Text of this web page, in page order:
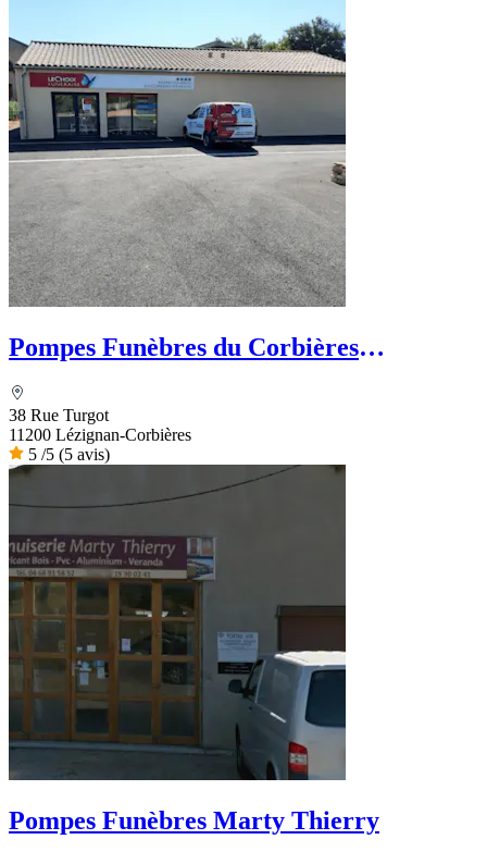
Pompes Funèbres du Corbières
38 Rue Turgot
11200 Lézignan-Corbières
5 /5 (5 avis)
Pompes Funèbres Marty Thierry